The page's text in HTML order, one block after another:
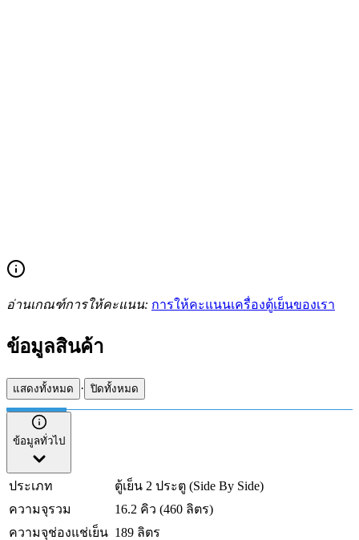
อ่านเกณฑ์การให้คะแนน: การให้คะแนนเครื่องตู้เย็นของเรา
ข้อมูลสินค้า
แสดงทั้งหมด · ปิดทั้งหมด
ข้อมูลทั่วไป
ประเภท
ตู้เย็น 2 ประตู (Side By Side)
ความจุรวม
16.2 คิว (460 ลิตร)
ความจุช่องแช่เย็น 189 ลิตร